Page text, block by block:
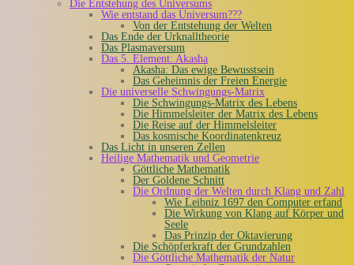
Die Entstehung des Universums
Wie entstand das Universum???
Von der Entstehung der Welten
Das Ende der Urknalltheorie
Das Plasmaversum
Das 5. Element: Akasha
Akasha: Das ewige Bewusstsein
Das Geheimnis der Freien Energie
Die universelle Schwingungs-Matrix
Die Schwingungs-Matrix des Lebens
Die Himmelsleiter der Matrix des Lebens
Die Reise auf der Himmelsleiter
Das kosmische Koordinatenkreuz
Das Licht in unseren Zellen
Heilige Mathematik und Geometrie
Göttliche Mathematik
Der Goldene Schnitt
Die Ordnung der Welten durch Klang und Zahl
Wie Leibniz 1697 den Computer erfand
Die Wirkung von Klang auf Körper und
Seele
Das Prinzip der Oktavierung
Die Schöpferkraft der Grundzahlen
Die Göttliche Mathematik der Natur